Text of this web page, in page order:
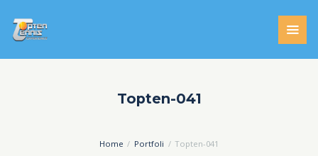
Topten-041
Home Portfoli Topten-041